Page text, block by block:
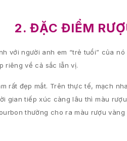
2. ĐẶC ĐIỂM
với người anh em “trẻ tuổi” của
riêng về cả sắc lẫn vị.
rất đẹp mắt. Trên thực tế, mạch
gian tiếp xúc càng lâu thì màu
thường cho ra màu rượu